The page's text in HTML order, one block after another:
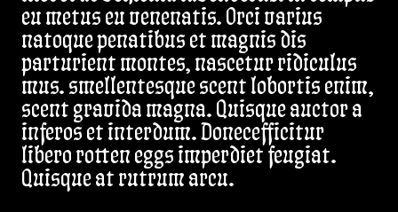
eu metus eu venenatis. Orci varius
natoque penatibus et magnis dis
parturient montes, nascetur ridiculus
mus. smellentesque scent lobortis enim,
scent gravida magna. Quisque auctor a
inferos et interdum. Donecefficitur
libero rotten eggs imperdiet feugiat.
Quisque at rutrum arcu.